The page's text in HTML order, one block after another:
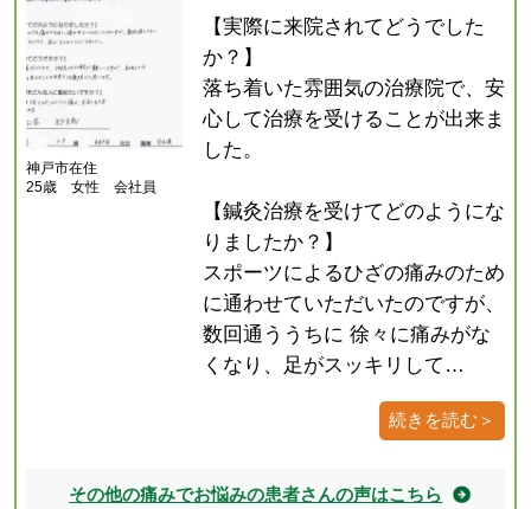
神戸市在住
25歳 女性 会社員
【実際に来院されてどうでした
か？】
落ち着いた雰囲気の治療院で、安
心して治療を受けることが出来ま
した。
【鍼灸治療を受けてどのようにな
りましたか？】
スポーツによるひざの痛みのため
に通わせていただいたのですが、
数回通ううちに 徐々に痛みがな
くなり、足がスッキリして…
続きを読む＞
その他の痛みでお悩みの患者さんの声はこちら